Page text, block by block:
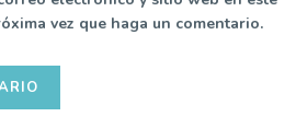
vez que haga un comentario.